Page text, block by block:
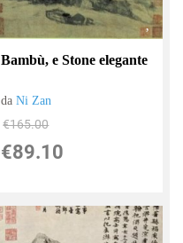
Bambù, e Stone elegante
daNi Zan
€165.00
€89.10